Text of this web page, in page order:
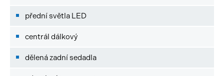
přední světla LED
centrál dálkový
dělená zadní sedadla